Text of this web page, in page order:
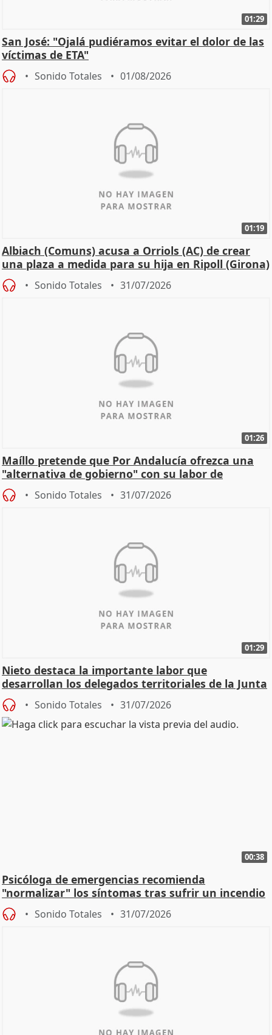
01:29
San José: "Ojalá pudiéramos evitar el dolor de las
víctimas de ETA"
Sonido Totales 01/08/2026
01:19
Albiach (Comuns) acusa a Orriols (AC) de crear
una plaza a medida para su hija en Ripoll (Girona)
Sonido Totales 31/07/2026
01:26
Maíllo pretende que Por Andalucía ofrezca una
"alternativa de gobierno" con su labor de
oposición
Sonido Totales 31/07/2026
01:29
Nieto destaca la importante labor que
desarrollan los delegados territoriales de la Junta
Sonido Totales 31/07/2026
00:38
Psicóloga de emergencias recomienda
"normalizar" los síntomas tras sufrir un incendio
Sonido Totales 31/07/2026